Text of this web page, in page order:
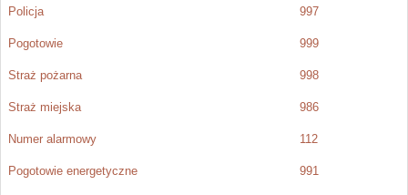
Policja 997
Pogotowie 999
Straż pożarna 998
Straż miejska 986
Numer alarmowy 112
Pogotowie energetyczne 991